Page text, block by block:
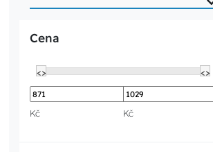
Cena
<> <>
Kč Kč